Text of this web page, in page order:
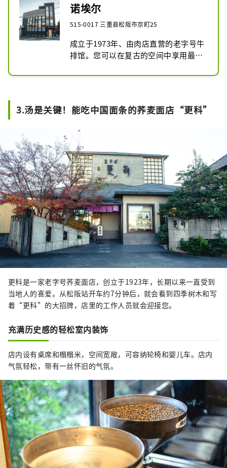
诺埃尔
515-0017 三重县松阪市京町25
成立于1973年、由肉店直营的老字号牛
排馆。您可以在复古的空间中享用最优
3.汤是关键！能吃中国面条的荞麦面店“更科”
更科是一家老字号荞麦面店，创立于1923年，长期以来一直受到
当地人的喜爱。从松阪站开车约7分钟后，就会看到四季树木和写
着“更科”的大招牌，店里的工作人员就会迎接您。
充满历史感的轻松室内装饰
店内设有桌席和榻榻米，空间宽敞，可容纳轮椅和婴儿车。店内
气氛轻松，带有一丝怀旧的气氛。